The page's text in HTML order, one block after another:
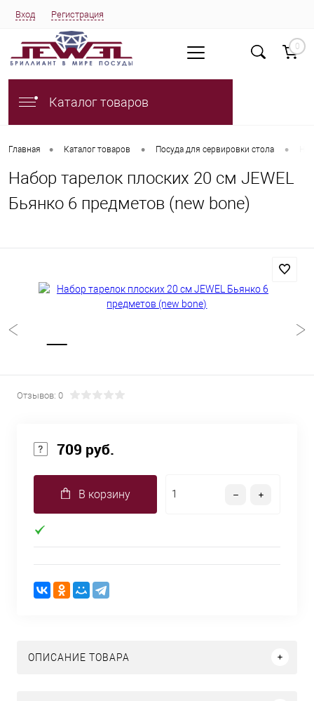
Вход Регистрация
0
Каталог товаров
Главная • Каталог товаров • Посуда для сервировки стола •
Набор тарелок плоских 20 см JEWEL
Бьянко 6 предметов (new bone)
Отзывов: 0
709 руб.
В корзину
ОПИСАНИЕ ТОВАРА